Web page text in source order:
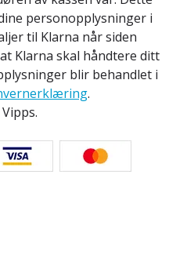
personopplysninger i
til Klarna når siden
Klarna skal håndtere ditt
blir behandlet i
.